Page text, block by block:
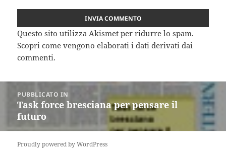
Questo sito utilizza Akismet per ridurre lo spam.
Scopri come vengono elaborati i dati derivati dai
commenti.
articoliPUBBLICATO IN
Task force bresciana per pensare il
futuro
Proudly powered by WordPress